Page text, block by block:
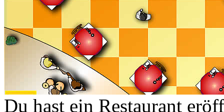
Du hast ein Restaurant